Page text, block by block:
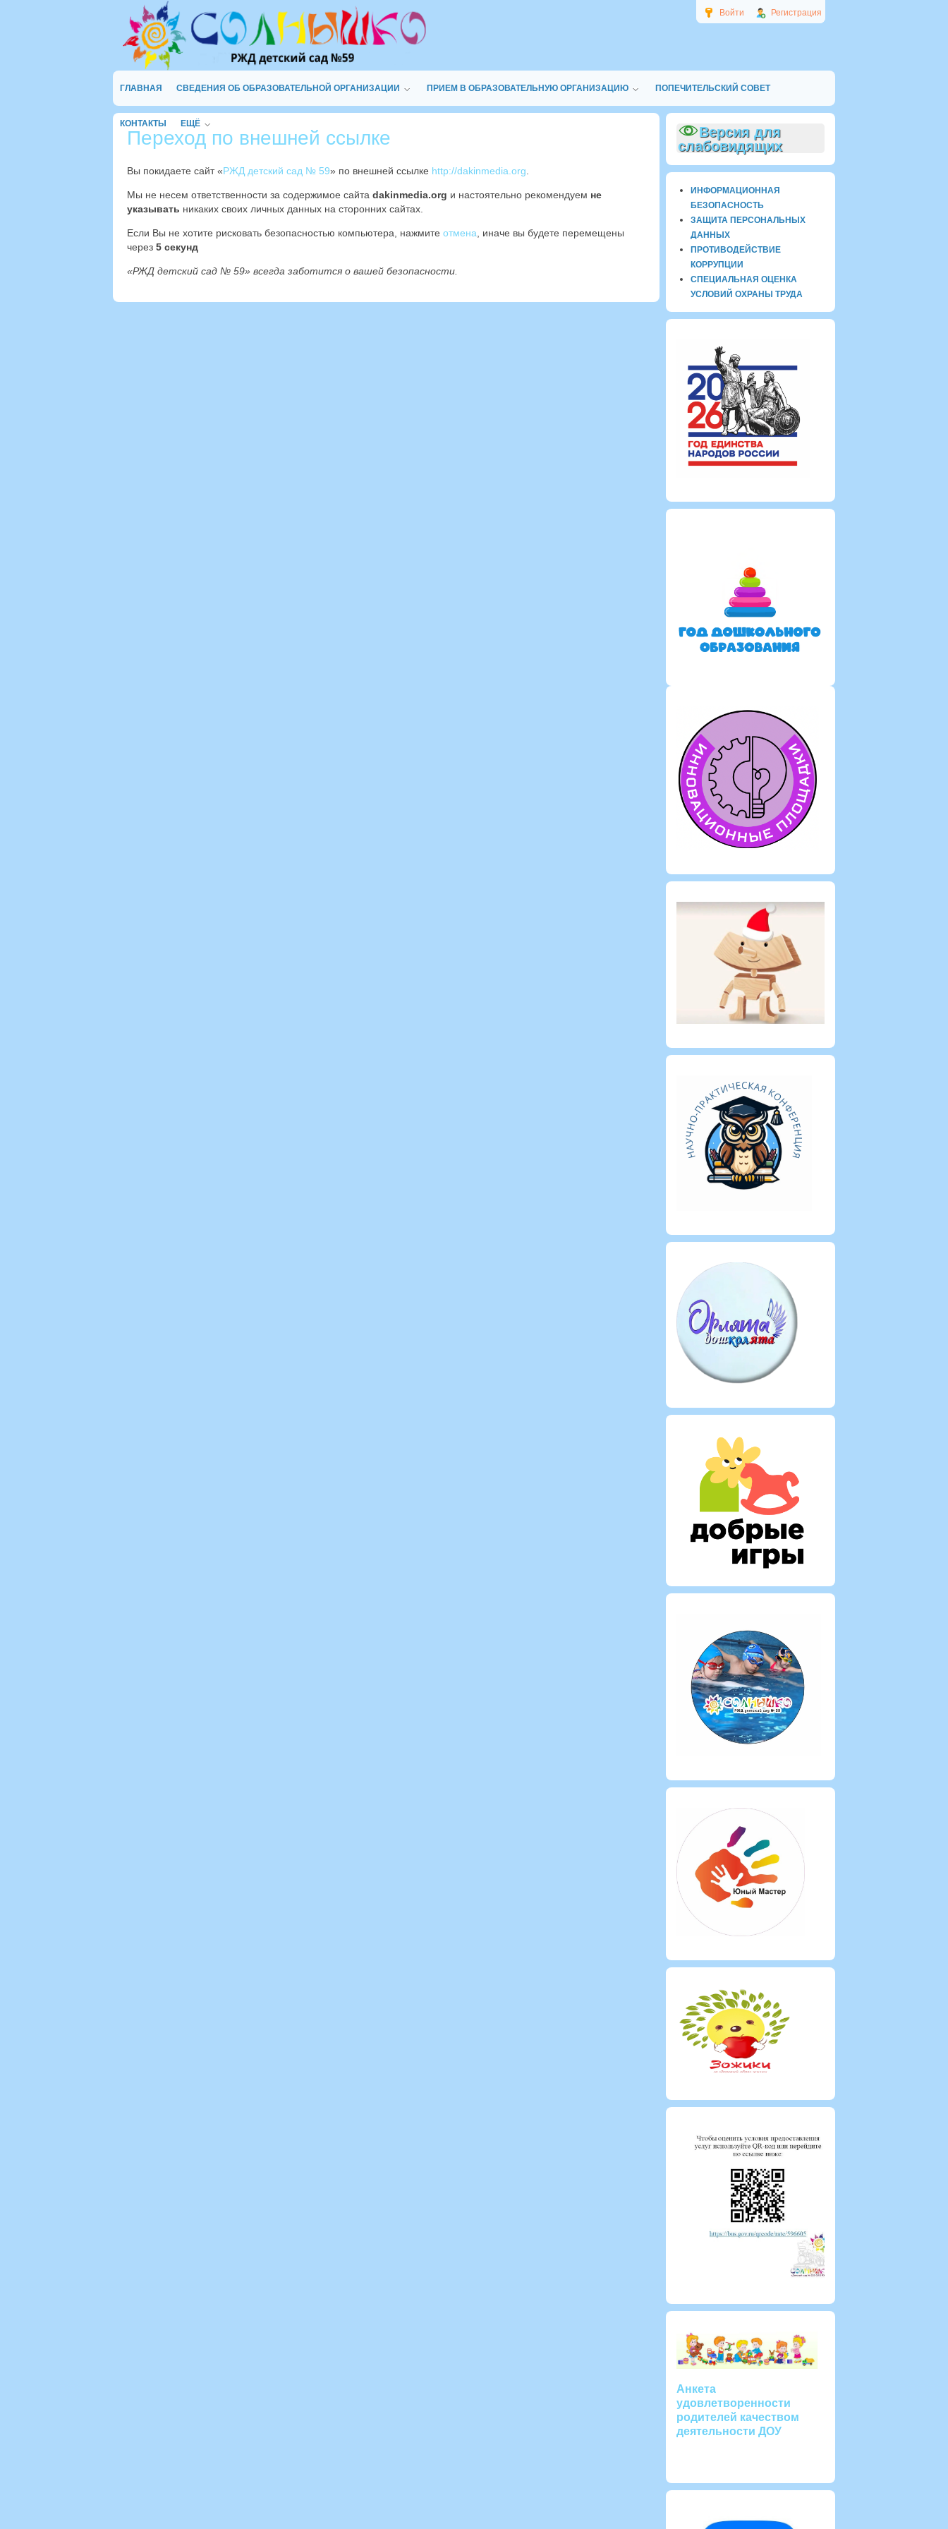
Войти Регистрация
ГЛАВНАЯ СВЕДЕНИЯ ОБ ОБРАЗОВАТЕЛЬНОЙ ОРГАНИЗАЦИИ ПРИЕМ В ОБРАЗОВАТЕЛЬНУЮ ОРГАНИЗАЦИЮ ПОПЕЧИТЕЛЬСКИЙ СОВЕТ
КОНТАКТЫ ЕЩЁ
Переход по внешней ссылке
Вы покидаете сайт «РЖД детский сад № 59» по внешней ссылке http://dakinmedia.org
Мы не несем ответственности за содержимое сайта dakinmedia.org и настоятельно рекомендуем не
указывать никаких своих личных данных на сторонних сайтах.
Если Вы не хотите рисковать безопасностью компьютера, нажмите отмена , иначе вы будете перемещены
через 4 секунд
«РЖД детский сад № 59» всегда заботится о вашей безопасности.
Версия для
слабовидящих
ИНФОРМАЦИОННАЯ
БЕЗОПАСНОСТЬ
ЗАЩИТА ПЕРСОНАЛЬНЫХ
ДАННЫХ
ПРОТИВОДЕЙСТВИЕ
КОРРУПЦИИ
СПЕЦИАЛЬНАЯ ОЦЕНКА
УСЛОВИЙ ОХРАНЫ ТРУДА
Анкета
удовлетворенности
родителей качеством
деятельности ДОУ